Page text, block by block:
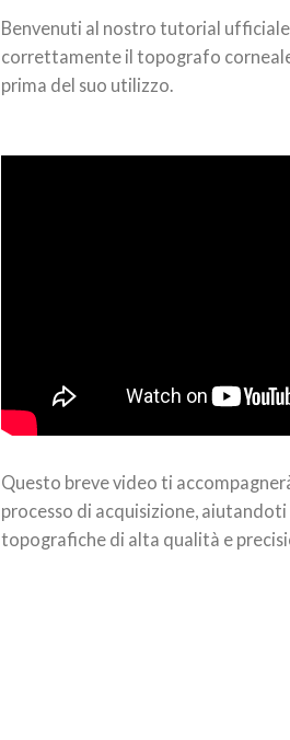
Benvenuti al nostro tutorial
correttamente il topografo
prima del suo utilizzo.
Questo breve video ti
processo di acquisizione,
topografiche di alta qualità e